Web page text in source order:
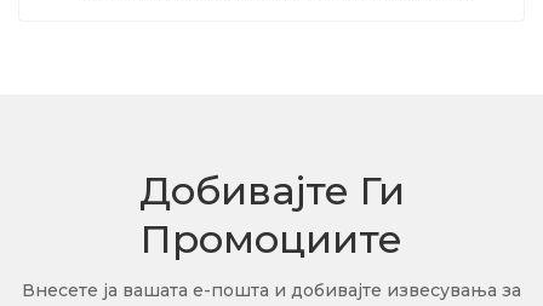
Добивајте Ги
Промоциите
Внесете ја вашата е-пошта и добивајте извесувања за